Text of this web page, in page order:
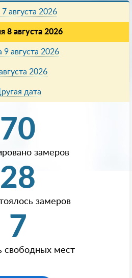
7 августа 2026
8 августа 2026
9 августа 2026
2026
дата
70
замеров
28
замеров
7
свободных мест